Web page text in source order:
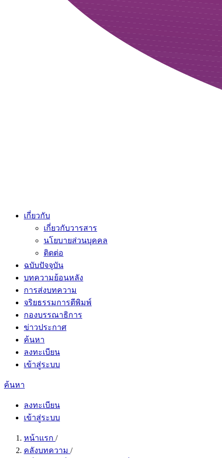
เกี่ยวกับ
เกี่ยวกับวารสาร
นโยบายส่วนบุคคล
ติดต่อ
ฉบับปัจจุบัน
บทความย้อนหลัง
การส่งบทความ
จริยธรรมการตีพิมพ์
กองบรรณาธิการ
ข่าวประกาศ
ค้นหา
ลงทะเบียน
เข้าสู่ระบบ
ค้นหา
ลงทะเบียน
เข้าสู่ระบบ
หน้าแรก /
คลังบทความ /